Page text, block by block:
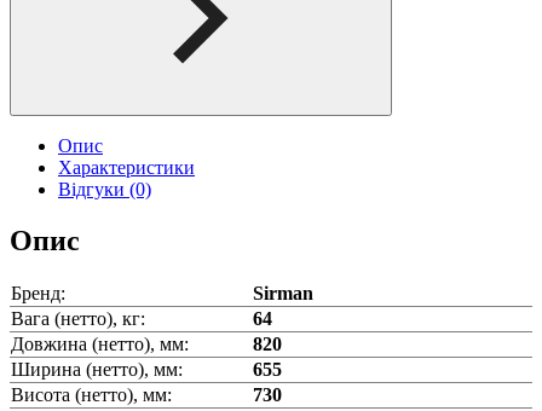
Опис
Характеристики
Відгуки (0)
Опис
Бренд:
Sirman
Вага (нетто), кг:
64
Довжина (нетто), мм:
820
Ширина (нетто), мм:
655
Висота (нетто), мм:
730